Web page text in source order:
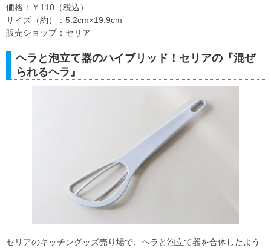
価格：￥110（税込）
サイズ（約）：5.2cm×19.9cm
販売ショップ：セリア
ヘラと泡立て器のハイブリッド！セリアの『混ぜ
られるヘラ』
セリアのキッチングッズ売り場で、ヘラと泡立て器を合体したよう